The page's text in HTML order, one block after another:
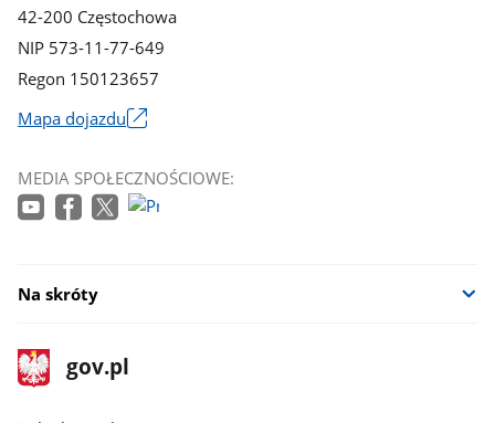
42-200 Częstochowa
NIP 573-11-77-649
Regon 150123657
Mapa dojazdu
się
w
MEDIA SPOŁECZNOŚCIOWE:
Na skróty
stopka
gov.pl
Strona
gov.pl